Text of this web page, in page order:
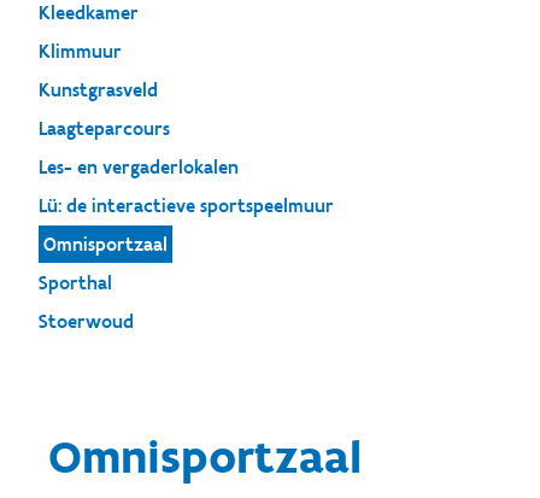
Kleedkamer
Klimmuur
Kunstgrasveld
Laagteparcours
Les- en vergaderlokalen
Lü: de interactieve sportspeelmuur
Omnisportzaal
Sporthal
Stoerwoud
Omnisportzaal